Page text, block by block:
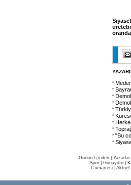
"Bu
Günün İçinden Yazarlar
Spor
Günaydın
Cumartesi| Aktüel